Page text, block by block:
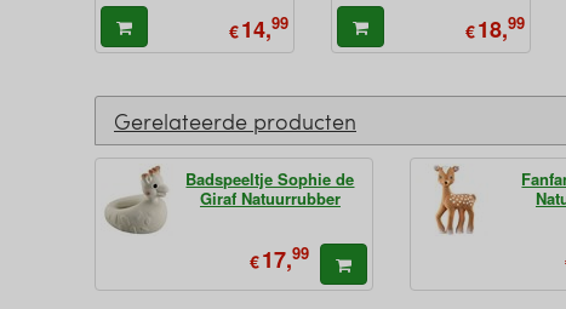
€14,99 €18,99
Gerelateerde producten
Badspeeltje Sophie de
Giraf Natuurrubber
€17,99